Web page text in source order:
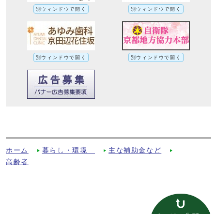
別ウィンドウで開く 別ウィンドウで開く
別ウィンドウで開く 別ウィンドウで開く
ホーム 暮らし・環境
主な補助金など
高齢者